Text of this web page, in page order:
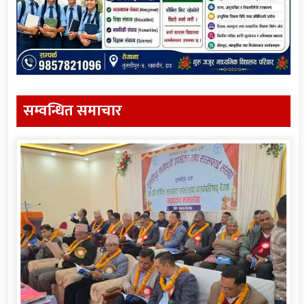
सम्वन्धित समाचार